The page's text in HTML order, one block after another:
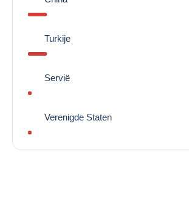
Turkije
Servië
Verenigde Staten